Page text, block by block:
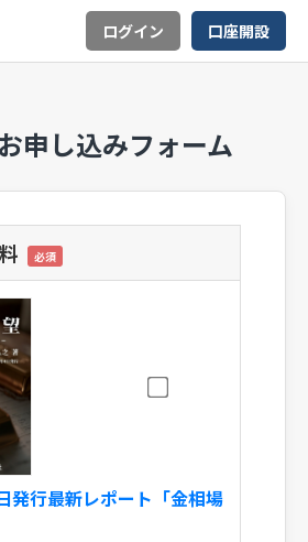
ログイン 口座開設
申し込みフォーム
必須
発行最新レポート「金相場